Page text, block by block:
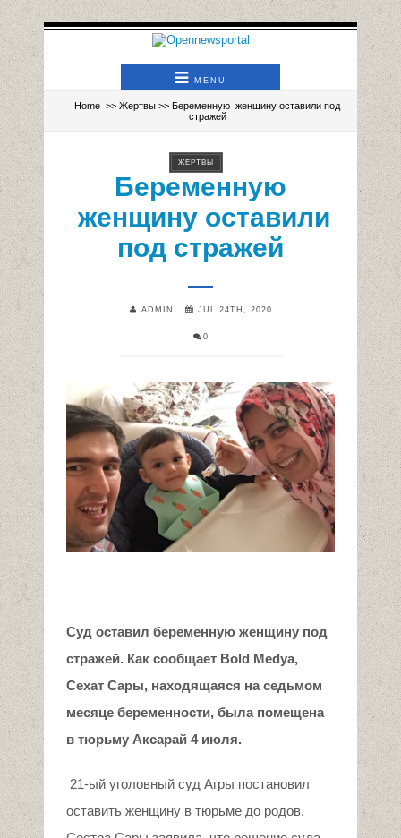
MENU
Home >> Жертвы >> Беременную женщину оставили под
стражей
ЖЕРТВЫ
Беременную
женщину оставили
под стражей
ADMIN JUL 24TH, 2020
0
Суд оставил беременную женщину под
стражей. Как сообщает Bold Medya,
Сехат Сары, находящаяся на седьмом
месяце беременности, была помещена
в тюрьму Аксарай 4 июля.
21-ый уголовный суд Агры постановил
оставить женщину в тюрьме до родов.